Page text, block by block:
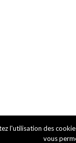
l'utilisation des
vous